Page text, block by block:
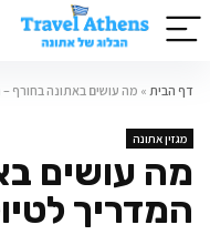
דף הבית » מה עושים באתונה בחורף
מגזין אתונה
מה עושים
המדריך